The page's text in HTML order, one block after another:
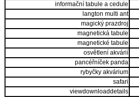
informační tabule a cedule
langton multi ant
magický prazdroj
magnetická tabule
magnetické tabule
osvětlení akvárií
pancéřníček panda
rybyčky akvárium
safari
viewdownloaddetails